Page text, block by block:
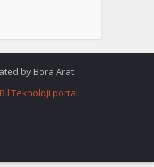
by Bora Arat
Teknoloji portalı